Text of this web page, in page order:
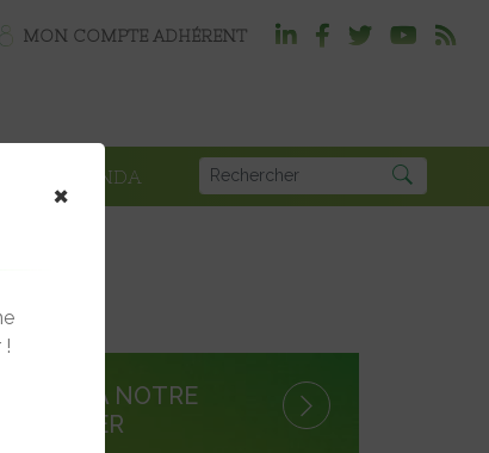
MON COMPTE ADHÉRENT
AGENDA
À NOTRE
×
!